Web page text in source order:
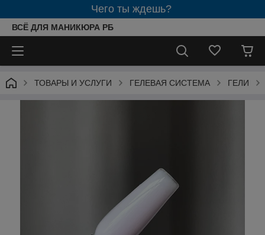
Чего ты ждешь?
ВСЁ ДЛЯ МАНИКЮРА РБ
ТОВАРЫ И УСЛУГИ ГЕЛЕВАЯ СИСТЕМА ГЕЛИ